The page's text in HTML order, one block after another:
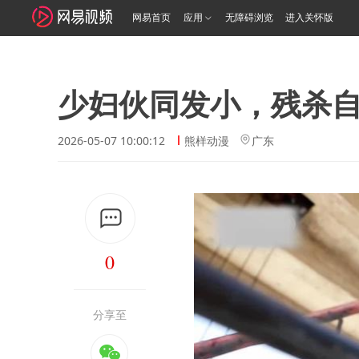
网易首页 应用 无障碍浏览 进入关怀版
少妇伙同发小，残杀
2026-05-07 10:00:12 熊样动漫 广东
0
分享至